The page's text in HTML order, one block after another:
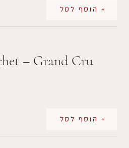
+ הוסף לסל
– Grand Cru
+ הוסף לסל